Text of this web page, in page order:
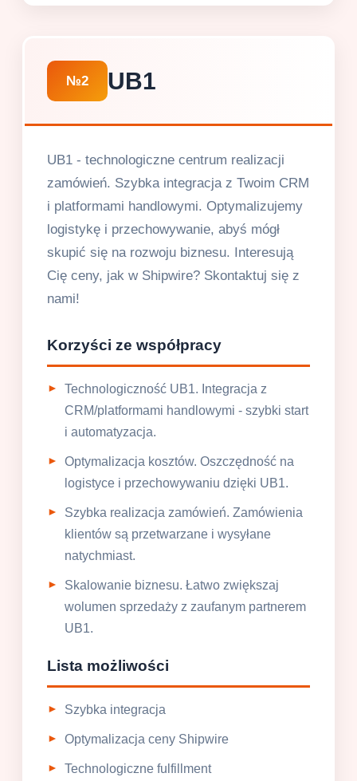
№2 UB1
UB1 - technologiczne centrum realizacji
zamówień. Szybka integracja z Twoim CRM
i platformami handlowymi. Optymalizujemy
logistykę i przechowywanie, abyś mógł
skupić się na rozwoju biznesu. Interesują
Cię ceny, jak w Shipwire? Skontaktuj się z
nami!
Korzyści ze współpracy
Technologiczność UB1. Integracja z
CRM/platformami handlowymi - szybki start
i automatyzacja.
Optymalizacja kosztów. Oszczędność na
logistyce i przechowywaniu dzięki UB1.
Szybka realizacja zamówień. Zamówienia
klientów są przetwarzane i wysyłane
natychmiast.
Skalowanie biznesu. Łatwo zwiększaj
wolumen sprzedaży z zaufanym partnerem
UB1.
Lista możliwości
Szybka integracja
Optymalizacja ceny Shipwire
Technologiczne fulfillment